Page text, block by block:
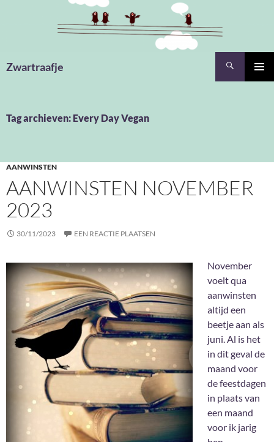
Zwartraafje
Tag archieven: Every Day Vegan
AANWINSTEN
AANWINSTEN NOVEMBER
2023
30/11/2023 EEN REACTIE PLAATSEN
November
voelt qua
aanwinsten
altijd een
beetje aan als
juni. Al is het
in dit geval de
maand voor
de feestdagen
in plaats van
een maand
voor ik jarig